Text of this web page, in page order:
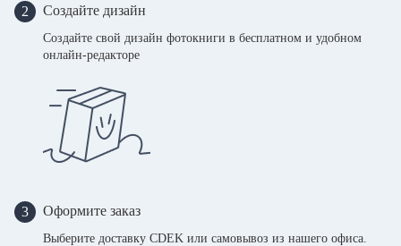
2 Создайте дизайн
Создайте свой дизайн фотокниги в бесплатном и удобном
онлайн-редакторе
3 Оформите заказ
Выберите доставку CDEK или самовывоз из нашего офиса.